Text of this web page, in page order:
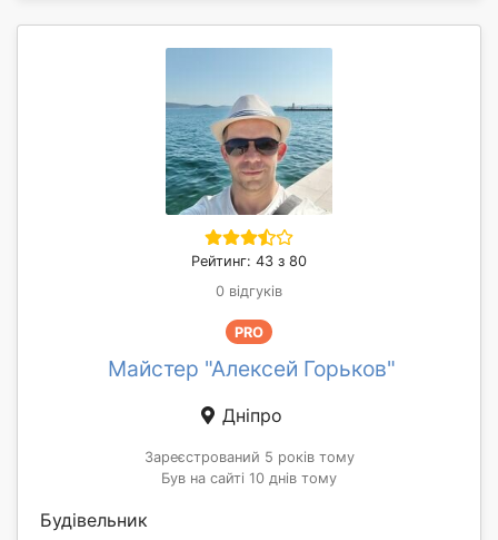
Рейтинг: 43 з 80
0 відгуків
PRO
Майстер "Алексей Горьков"
Дніпро
Зареєстрований 5 років тому
Був на сайті 10 днів тому
Будівельник